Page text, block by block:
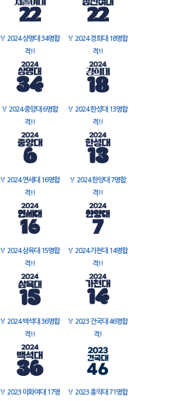
🏅 2024 상명대 34명합
격!!
🏅 2024 경희대 18명합
격!!
🏅 2024 중앙대 6명합
격!!
🏅 2024 한성대 13명합
격!!
🏅 2024 연세대 16명합
격!!
🏅 2024 한양대 7명합
격!!
🏅 2024 삼육대 15명합
격!!
🏅 2024 가천대 14명합
격!!
🏅 2024 백석대 36명합
격!!
🏅 2023 건국대 46명합
격!
🏅 2023 이화여대 17명
🏅 2023 홍익대 71명합